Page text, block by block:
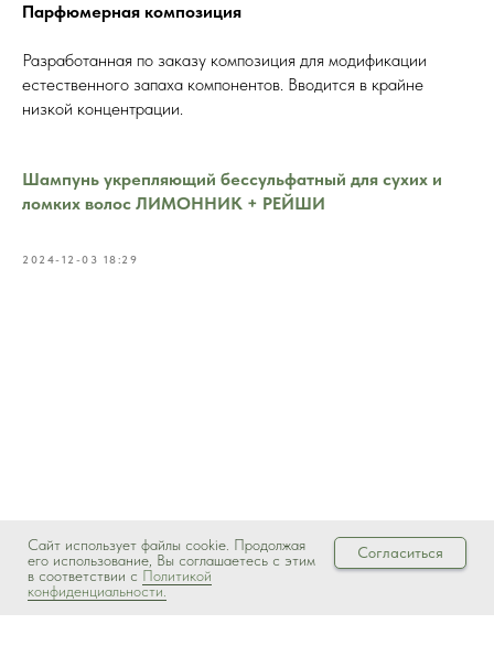
Парфюмерная композиция
Разработанная по заказу композиция для модификации
естественного запаха компонентов. Вводится в крайне
низкой концентрации.
Шампунь укрепляющий бессульфатный для сухих и
ломких волос ЛИМОННИК + РЕЙШИ
2024-12-03 18:29
Сайт использует файлы cookie. Продолжая
его использование, Вы соглашаетесь с этим
в соответствии с Политикой
конфиденциальности.
Согласиться